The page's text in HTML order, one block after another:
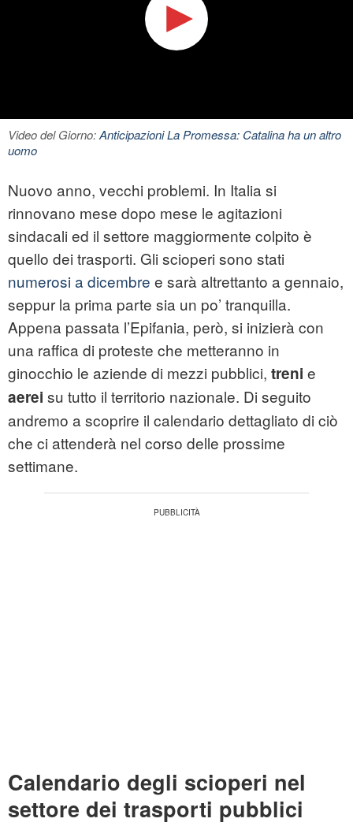
Video del Giorno:Anticipazioni La Promessa: Catalina ha un altro
uomo
Nuovo anno, vecchi problemi. In Italia si
rinnovano mese dopo mese le agitazioni
sindacali ed il settore maggiormente colpito è
quello dei trasporti. Gli scioperi sono stati
numerosi a dicembre e sarà altrettanto a gennaio,
seppur la prima parte sia un po’ tranquilla.
Appena passata l’Epifania, però, si inizierà con
una raffica di proteste che metteranno in
ginocchio le aziende di mezzi pubblici, treni e
aerei su tutto il territorio nazionale. Di seguito
andremo a scoprire il calendario dettagliato di ciò
che ci attenderà nel corso delle prossime
settimane.
Calendario degli scioperi nel
settore dei trasporti pubblici